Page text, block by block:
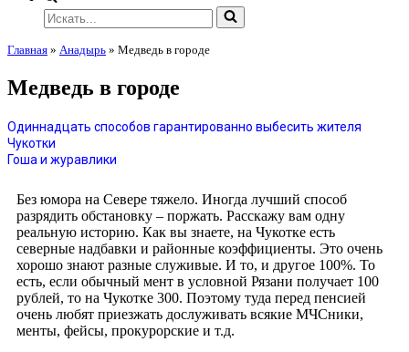
Главная » Анадырь » Медведь в городе
Медведь в городе
Одиннадцать способов гарантированно выбесить жителя
Чукотки
Гоша и журавлики
Без юмора на Севере тяжело. Иногда лучший способ
разрядить обстановку – поржать. Расскажу вам одну
реальную историю. Как вы знаете, на Чукотке есть
северные надбавки и районные коэффициенты. Это очень
хорошо знают разные служивые. И то, и другое 100%. То
есть, если обычный мент в условной Рязани получает 100
рублей, то на Чукотке 300. Поэтому туда перед пенсией
очень любят приезжать дослуживать всякие МЧСники,
менты, фейсы, прокурорские и т.д.